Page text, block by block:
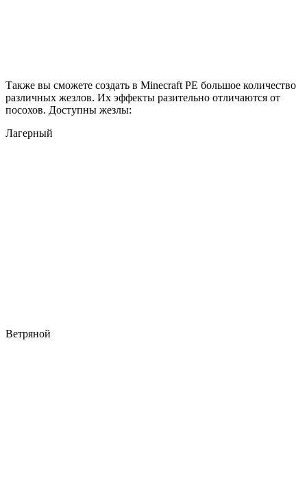
Также вы сможете создать в Minecraft PE большое количество
различных жезлов. Их эффекты разительно отличаются от
посохов. Доступны жезлы:
Лагерный
Ветряной